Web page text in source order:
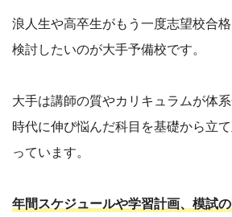
浪人生や高卒生がもう一度志望校合
検討したいのが大手予備校です。
大手は講師の質やカリキュラムが体
時代に伸び悩んだ科目を基礎から立
っています。
年間スケジュールや学習計画、模試